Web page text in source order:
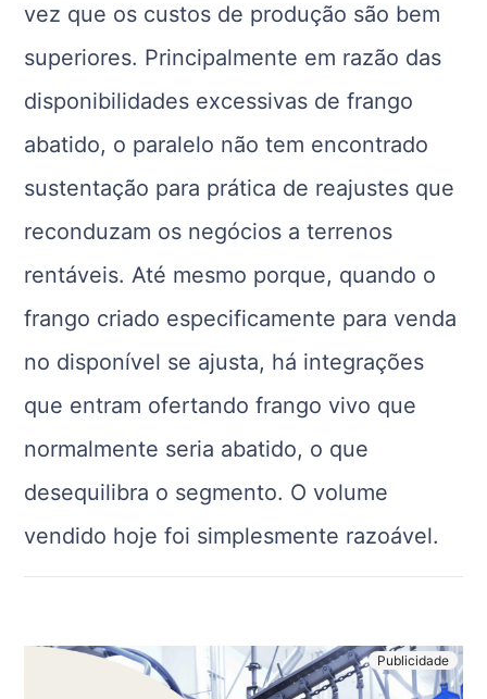
vez que os custos de produção são bem
superiores. Principalmente em razão das
disponibilidades excessivas de frango
abatido, o paralelo não tem encontrado
sustentação para prática de reajustes que
reconduzam os negócios a terrenos
rentáveis. Até mesmo porque, quando o
frango criado especificamente para venda
no disponível se ajusta, há integrações
que entram ofertando frango vivo que
normalmente seria abatido, o que
desequilibra o segmento. O volume
vendido hoje foi simplesmente razoável.